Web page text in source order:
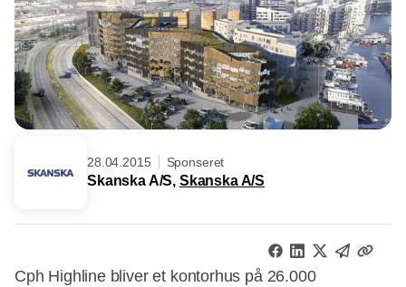
28.04.2015 Sponseret
Skanska A/S, Skanska A/S
Cph Highline bliver et kontorhus på 26.000